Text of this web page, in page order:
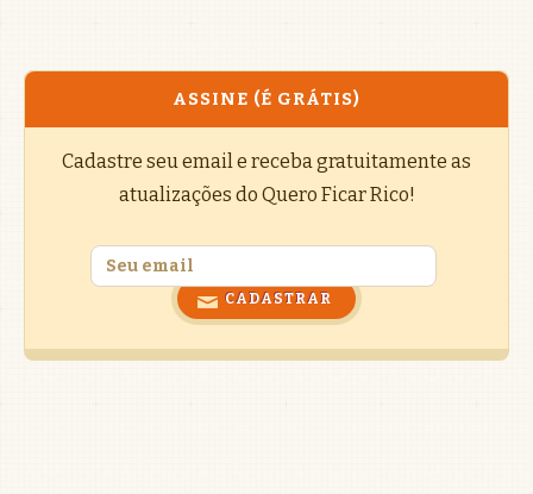
ASSINE (É GRÁTIS)
Cadastre seu email e receba gratuitamente as
atualizações do Quero Ficar Rico!